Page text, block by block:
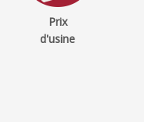
Prix
d'usine